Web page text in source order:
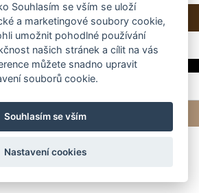
složky
3| |5| | 7 (čas ve vteřinách)
| Tvorba webových stránek
Souhlasím se vším se uloží
a marketingové soubory cookie,
umožnit pohodlné používání
našich stránek a cílit na vás
můžete snadno upravit
souborů cookie.
Souhlasím se vším
Nastavení cookies